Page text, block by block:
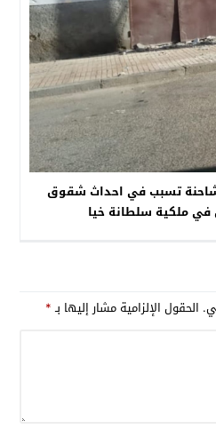
تسبب في احداث شقوق
ملكية سلطانة خيا
الحقول الإلزامية مشار إليها بـ*